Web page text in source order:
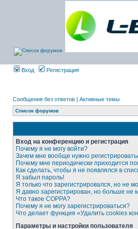
Вход Регистрация
Сообщения без ответов | Активные темы
Список форумов
Вход на конференцию и регистрация
Почему я не могу войти?
Зачем мне вообще нужно
Почему мне периодически приходится
Как сделать, чтобы я не появлялся в
Я забыл пароль!
Я только что зарегистрировался, но не
Я давно зарегистрирован, но больше не
Что такое COPPA?
Почему я не могу зарегистрироваться?
Что делает функция «Удалить cookies
Параметры и настройки пользователя